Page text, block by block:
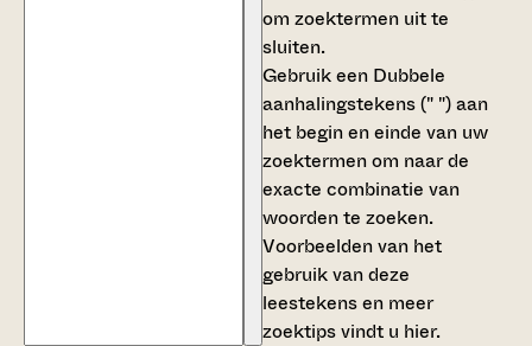
om zoektermen uit te
sluiten.
Gebruik een Dubbele
aanhalingstekens (" ")aan
het begin en einde van uw
zoektermen om naar de
exacte combinatie van
woorden te zoeken.
Voorbeelden van het
gebruik van deze
leestekens en meer
zoektips vindt u hier.